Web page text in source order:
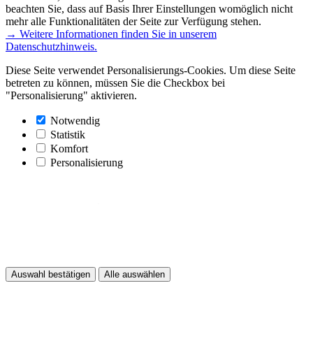
beachten Sie, dass auf Basis Ihrer Einstellungen womöglich nicht
mehr alle Funktionalitäten der Seite zur Verfügung stehen.
→ Weitere Informationen finden Sie in unserem
Datenschutzhinweis.
Diese Seite verwendet Personalisierungs-Cookies. Um diese Seite
betreten zu können, müssen Sie die Checkbox bei
"Personalisierung" aktivieren.
Notwendig
Statistik
Komfort
Personalisierung
Auswahl bestätigen Alle auswählen